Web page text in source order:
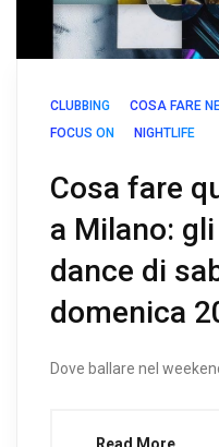
CLUBBING
COSA FARE
FOCUS ON
NIGHTLIFE
Cosa fare
a Milano:
dance di
domenica
Dove ballare nel